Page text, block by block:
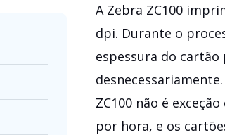
A Zebra ZC100
dpi. Durante o
espessura do
ZC100 não é
por hora, e os